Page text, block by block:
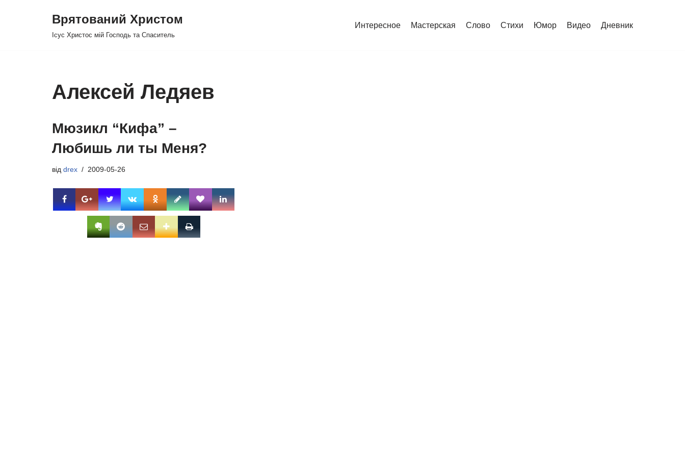
Врятований Христом
Ісус Христос мій Господь та Спаситель
Интересное Мастерская Слово Стихи Юмор Видео Дневник
Алексей Ледяев
Мюзикл “Кифа” –
Любишь ли ты Меня?
від drex 2009-05-26